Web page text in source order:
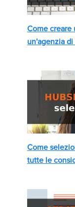
Come creare
un'agenzia
Come
tutte le